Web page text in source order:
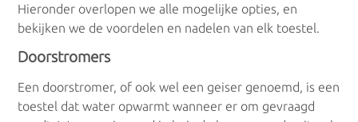
Hieronder overlopen we alle mogelijke opties, en
bekijken we de voordelen en nadelen van elk toestel.
Doorstromers
Een doorstromer, of ook wel een geiser genoemd, is een
toestel dat water opwarmt wanneer er om gevraagd